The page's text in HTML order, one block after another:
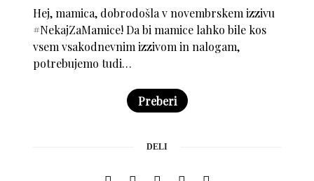
Hej, mamica, dobrodošla v novembrskem izzivu
#NekajZaMamice! Da bi mamice lahko bile kos
vsem vsakodnevnim izzivom in nalogam,
potrebujemo tudi…
Preberi
DELI